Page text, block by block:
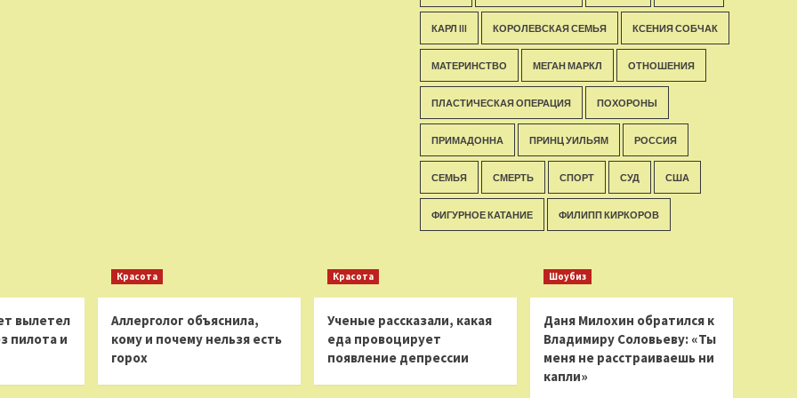
КАРЛ III КОРОЛЕВСКАЯ СЕМЬЯ КСЕНИЯ СОБЧАК
МАТЕРИНСТВО МЕГАН МАРКЛ ОТНОШЕНИЯ
ПЛАСТИЧЕСКАЯ ОПЕРАЦИЯ ПОХОРОНЫ
ПРИМАДОННА ПРИНЦ УИЛЬЯМ РОССИЯ
СЕМЬЯ СМЕРТЬ СПОРТ СУД США
ФИГУРНОЕ КАТАНИЕ ФИЛИПП КИРКОРОВ
вылетел
пилота и
Красота
Аллерголог объяснила,
кому и почему нельзя есть
горох
Красота
Ученые рассказали, какая
еда провоцирует
появление депрессии
Шоубиз
Даня Милохин обратился к
Владимиру Соловьеву: «Ты
меня не расстраиваешь ни
капли»